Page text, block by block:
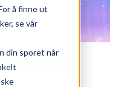
å finne ut
se vår
din sporet når
2026